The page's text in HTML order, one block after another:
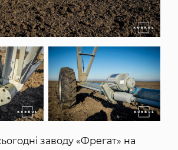
заводу «Фрегат» на